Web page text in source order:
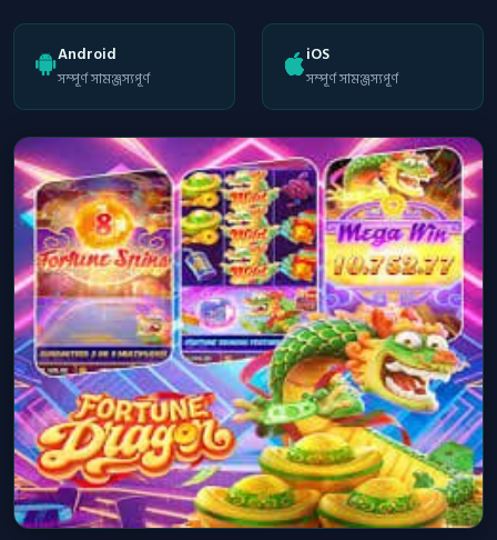
Android
সম্পূর্ণ সামঞ্জস্যপূর্ণ
iOS
সম্পূর্ণ সামঞ্জস্যপূর্ণ